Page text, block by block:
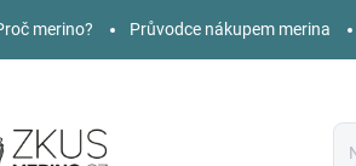
merino? Průvodce nákupem merina